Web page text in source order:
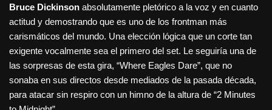
Bruce Dickinson absolutamente pletórico a la voz y en cuanto
actitud y demostrando que es uno de los frontman más
carismáticos del mundo. Una elección lógica que un corte tan
exigente vocalmente sea el primero del set. Le seguiría una de
las sorpresas de esta gira, “Where Eagles Dare”, que no
sonaba en sus directos desde mediados de la pasada década,
para atacar sin respiro con un himno de la altura de “2 Minutes